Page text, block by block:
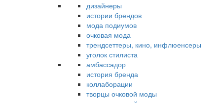
дизайнеры
истории брендов
мода подиумов
очковая мода
трендсеттеры, кино, инфлюенсеры
уголок стилиста
амбассадор
история бренда
коллаборации
творцы очковой моды